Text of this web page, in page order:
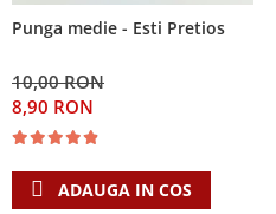
Punga medie - Esti Pretios
10,00 RON
8,90 RON
ADAUGA IN COS